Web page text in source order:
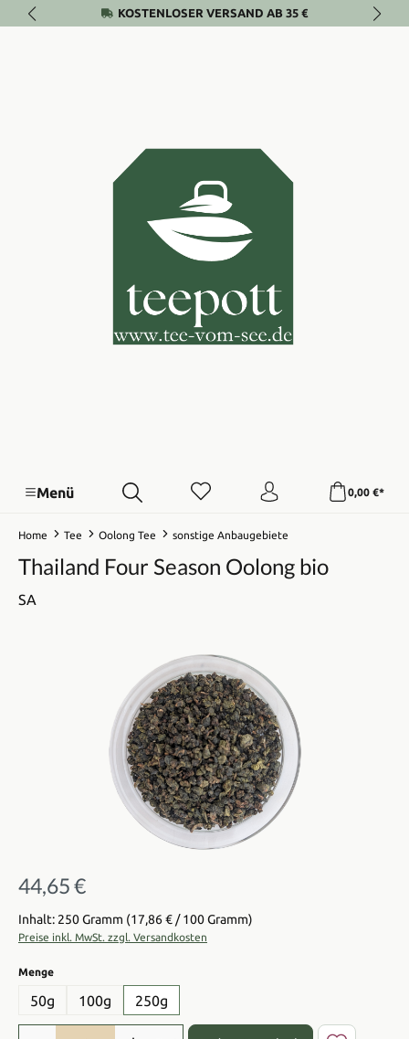
Zum Hauptinhalt springenKOSTENLOSER VERSAND AB 35 €
Menü 0,00 €*
Home Tee Oolong Tee sonstige Anbaugebiete
Thailand Four Season Oolong bio
SA
Bildergalerie überspringen
Regulärer Preis:
44,65 €
Inhalt: 250 Gramm (17,86 € / 100 Gramm)
Preise inkl. MwSt. zzgl. Versandkosten
Mengeauswählen
50g 100g 250g
Produkt Anzahl: Gib den gewünschten Wert ein oder benutze die